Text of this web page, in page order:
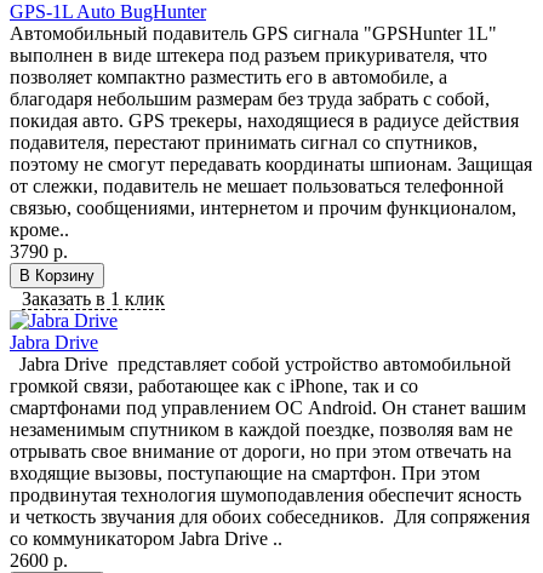
GPS-1L Auto BugHunter
Автомобильный подавитель GPS сигнала "GPSHunter 1L"
выполнен в виде штекера под разъем прикуривателя, что
позволяет компактно разместить его в автомобиле, а
благодаря небольшим размерам без труда забрать с собой,
покидая авто. GPS трекеры, находящиеся в радиусе действия
подавителя, перестают принимать сигнал со спутников,
поэтому не смогут передавать координаты шпионам. Защищая
от слежки, подавитель не мешает пользоваться телефонной
связью, сообщениями, интернетом и прочим функционалом,
кроме..
3790 р.
В Корзину
Заказать в 1 клик
Jabra Drive
Jabra Drive представляет собой устройство автомобильной
громкой связи, работающее как с iPhone, так и со
смартфонами под управлением ОС Android. Он станет вашим
незаменимым спутником в каждой поездке, позволяя вам не
отрывать свое внимание от дороги, но при этом отвечать на
входящие вызовы, поступающие на смартфон. При этом
продвинутая технология шумоподавления обеспечит ясность
и четкость звучания для обоих собеседников. Для сопряжения
со коммуникатором Jabra Drive ..
2600 р.